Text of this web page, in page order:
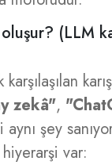
(LLM
zekâ",
şey
var: